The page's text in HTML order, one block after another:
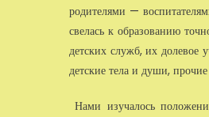
родителями —
свелась к образованию
детских служб, их долевое
детские тела и души,
Нами изучалось